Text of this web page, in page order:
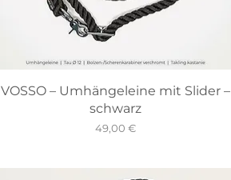
VOSSO – Umhängeleine mit Slider –
schwarz
Preis
49,00 €